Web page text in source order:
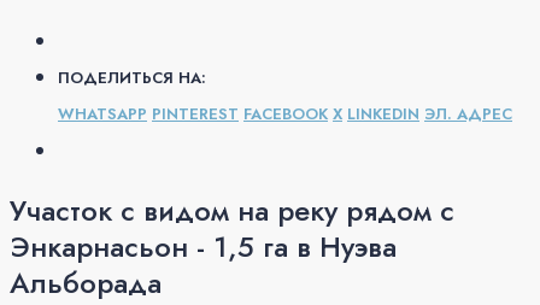
ПОДЕЛИТЬСЯ НА:
WHATSAPP PINTEREST FACEBOOK X LINKEDIN ЭЛ. АДРЕС
Участок с видом на реку рядом с
Энкарнасьон - 1,5 га в Нуэва
Альборада